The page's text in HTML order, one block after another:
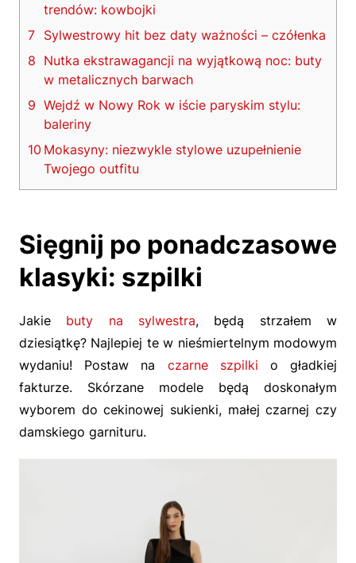
trendów: kowbojki
7 Sylwestrowy hit bez daty ważności – czółenka
8 Nutka ekstrawagancji na wyjątkową noc: buty
w metalicznych barwach
9 Wejdź w Nowy Rok w iście paryskim stylu:
baleriny
10 Mokasyny: niezwykle stylowe uzupełnienie
Twojego outfitu
Sięgnij po ponadczasowe
klasyki: szpilki
Jakie buty na sylwestra, będą strzałem w
dziesiątkę? Najlepiej te w nieśmiertelnym modowym
wydaniu! Postaw na czarne szpilki o gładkiej
fakturze. Skórzane modele będą doskonałym
wyborem do cekinowej sukienki, małej czarnej czy
damskiego garnituru.